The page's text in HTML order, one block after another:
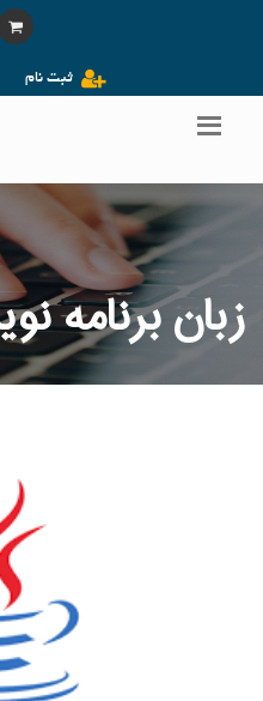
ثبت نام
زبان برنامه